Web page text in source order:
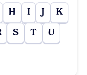
H I J K
S T U